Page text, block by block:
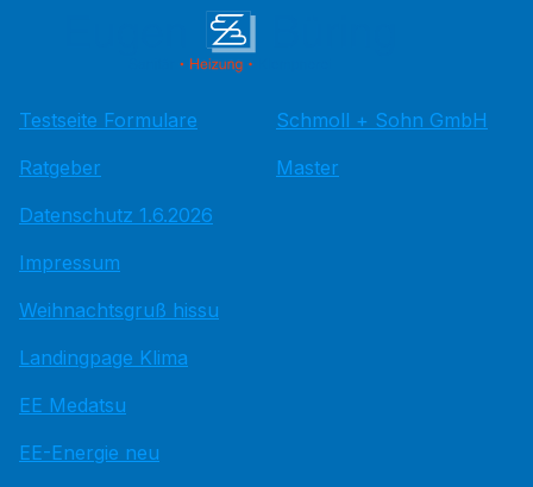
Testseite Formulare
Ratgeber
Datenschutz 1.6.2026
Impressum
Weihnachtsgruß hissu
Landingpage Klima
EE Medatsu
EE-Energie neu
Schmoll + Sohn GmbH
Master